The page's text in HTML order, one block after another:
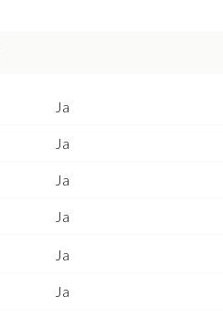
Ja
Ja
Ja
Ja
Ja
Ja